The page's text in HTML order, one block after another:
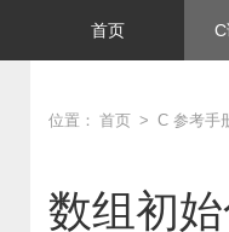
首页
位置： 首页 > C 参考手
数组初